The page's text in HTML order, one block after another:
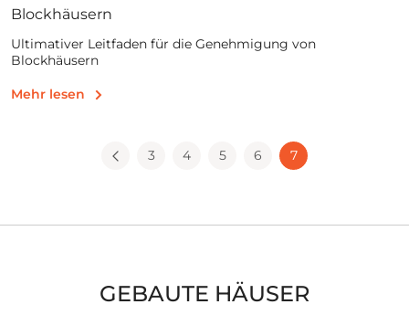
Blockhäusern
Ultimativer Leitfaden für die Genehmigung von
Blockhäusern
Mehr lesen
3 4 5 6 7
GEBAUTE HÄUSER